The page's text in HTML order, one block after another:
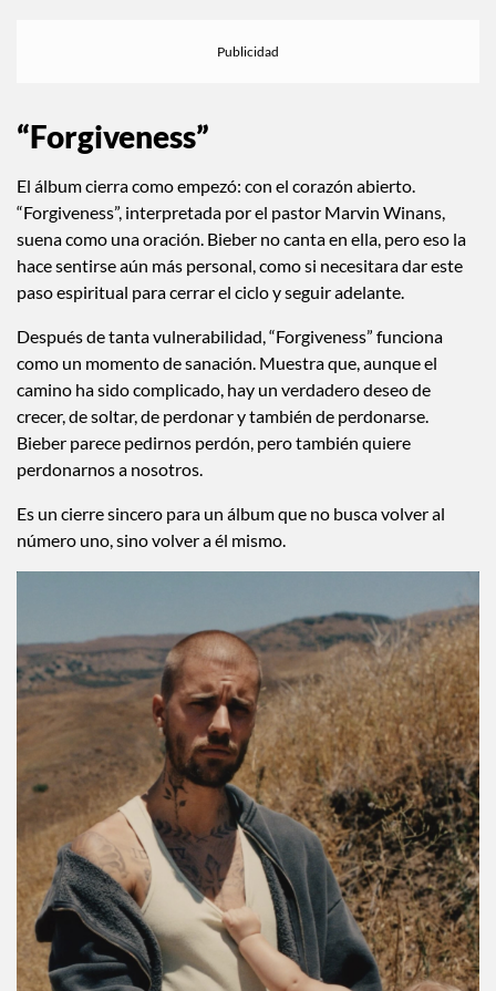
“Forgiveness”
El álbum cierra como empezó: con el corazón abierto.
“Forgiveness”, interpretada por el pastor Marvin Winans,
suena como una oración. Bieber no canta en ella, pero eso la
hace sentirse aún más personal, como si necesitara dar este
paso espiritual para cerrar el ciclo y seguir adelante.
Después de tanta vulnerabilidad, “Forgiveness” funciona
como un momento de sanación. Muestra que, aunque el
camino ha sido complicado, hay un verdadero deseo de
crecer, de soltar, de perdonar y también de perdonarse.
Bieber parece pedirnos perdón, pero también quiere
perdonarnos a nosotros.
Es un cierre sincero para un álbum que no busca volver al
número uno, sino volver a él mismo.